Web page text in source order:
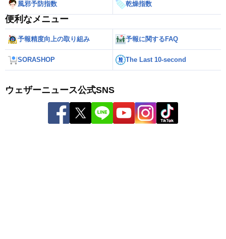
風邪予防指数 乾燥指数
便利なメニュー
予報精度向上の取り組み 予報に関するFAQ
SORASHOP The Last 10-second
ウェザーニュース公式SNS